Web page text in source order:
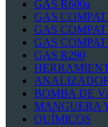
GAS R600a
GAS
GAS
GAS
GAS R290
BOMBA DE
MANGUERA
QUÍMICOS